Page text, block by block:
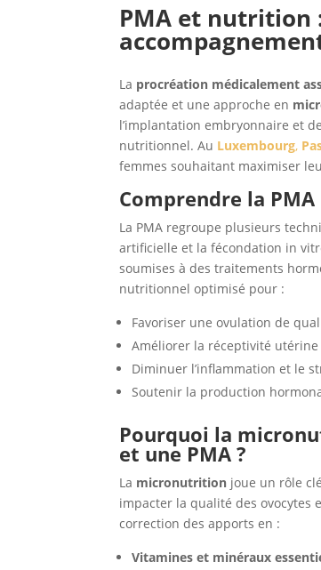
PMA et nutrition
La procréation médicalement
adaptée et une approche en
l’implantation embryonnaire et
nutritionnel. Au Luxembourg,
femmes souhaitant maximiser
Comprendre la
La PMA regroupe plusieurs
artificielle et la fécondation in
soumises à des traitements
nutritionnel optimisé pour :
Favoriser une ovulation de
Améliorer la réceptivité utérine
Diminuer l’inflammation et le
Soutenir la production
Pourquoi la
et une PMA ?
La micronutrition joue un rôle
impacter la qualité des ovocytes
correction des apports en :
Vitamines et minéraux